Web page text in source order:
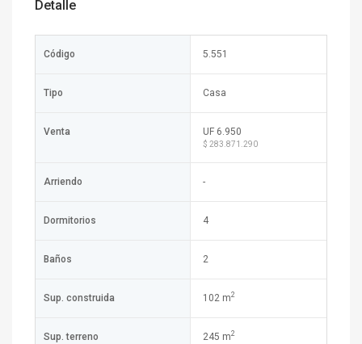
Detalle
Código 5.551
Tipo Casa
Venta UF 6.950
$ 283.871.290
Arriendo -
Dormitorios 4
Baños 2
Sup. construida 102 m2
Sup. terreno 245 m2